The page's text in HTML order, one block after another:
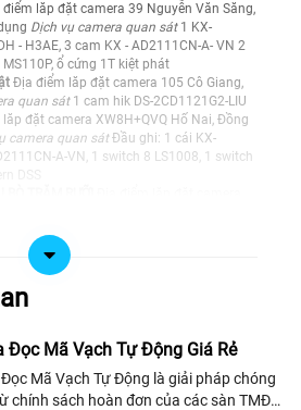
lăp đặt camera 39 Nguyễn Văn Săng,
Dịch vụ camera quan sát 1 KX-
- H3AE, 3 cam KX - AD2111CN-A- VN 2
ổ cứng 1T kiệt phát
Địa điểm lăp đặt camera 105 Cô Giang,
quan sát 1 cam hik DS-2CD1121G2-LIU
đặt camera XW8H+QVQ Hố Nai, Đồng
camera quan sát Đầu ghi: 1 cái KX-
A-VN, 1 switch 8 LS1008, 1 switch
Địa điểm lăp đặt camera Chung cư Trần
Sử dụng Dịch vụ camera quan sát
T1A21P-U-IL-A
quản lý chợ Nga
POE Netis
MenĐịa điểm lăp đặt camera 317/5P
TP. Hồ Chí Minh Sử dụng Dịch vụ camera
DS-2CD1347G3H-LIU/SRB, 10 DS-
Đọc Mã Vạch Tự Động Giá Rẻ
Mã Vạch Tự Động là giải pháp chóng
chính sách hoàn đơn của các sàn TMĐT